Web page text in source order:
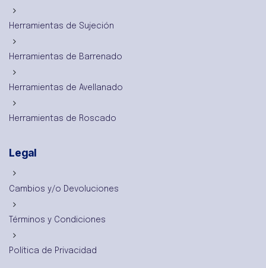
Herramientas de Sujeción
Herramientas de Barrenado
Herramientas de Avellanado
Herramientas de Roscado
Legal
Cambios y/o Devoluciones
Términos y Condiciones
Política de Privacidad